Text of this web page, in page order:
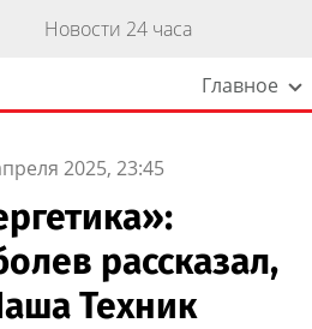
Новости 24 часа
Главное
2025, 23:45
рассказал,
Техник